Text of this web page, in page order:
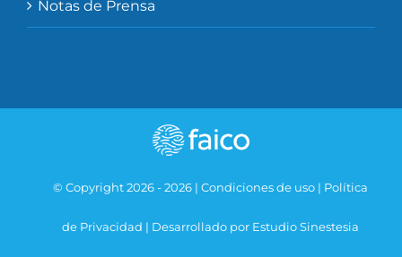
Notas de Prensa
© Copyright 2026 -2026 | Condiciones de uso| Política
de Privacidad | Desarrollado por Estudio Sinestesia